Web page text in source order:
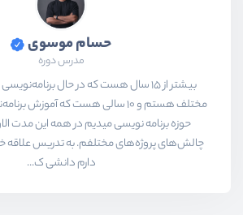
حسام موسوی
مدرس دوره
بیشتر از ۱۵ سال هست که در حال
مختلف هستم و ۱۰ سالی هست که آموزش
حوزه برنامه نویسی میدیم در همه این مدت
چالش‌های پروژه‌های مختلفم. به تدریس
دارم دانشی ک...